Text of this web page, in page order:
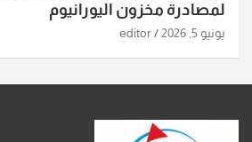
لمصادرة مخزون اليورانيوم
يونيو 5, 2026 editor